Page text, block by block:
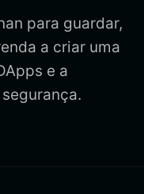
para guardar,
a criar uma
e a